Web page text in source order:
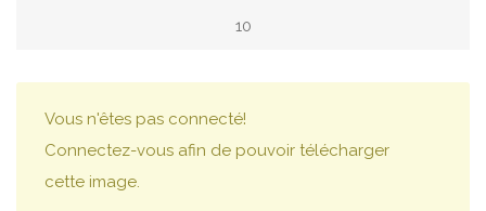
10
Vous n'êtes pas connecté!
Connectez-vous afin de pouvoir télécharger
cette image.